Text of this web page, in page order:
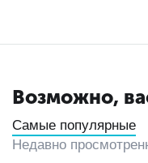
Возможно,
Самые популярные
Недавно